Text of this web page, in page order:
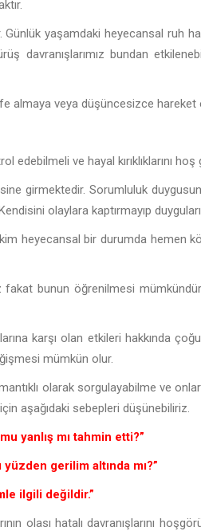
yaşamdaki heyecansal ruh
davranışlarımız bundan
almaya veya düşüncesizce hareket
edebilmeli ve hayal kırıklıklarını
girmektedir. Sorumluluk
olaylara kaptırmayıp
heyecansal bir durumda hemen
bunun öğrenilmesi
karşı olan etkileri hakkında
mümkün olur.
olarak sorgulayabilme ve
için aşağıdaki sebepleri düşünebiliriz.
yanlış mı tahmin etti?”
gerilim altında mı?”
ilgili değildir.”
olası hatalı davranışlarını